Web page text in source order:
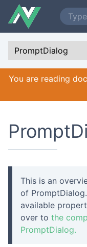
You are reading
This is an
of
available
over to the
PromptDialog.